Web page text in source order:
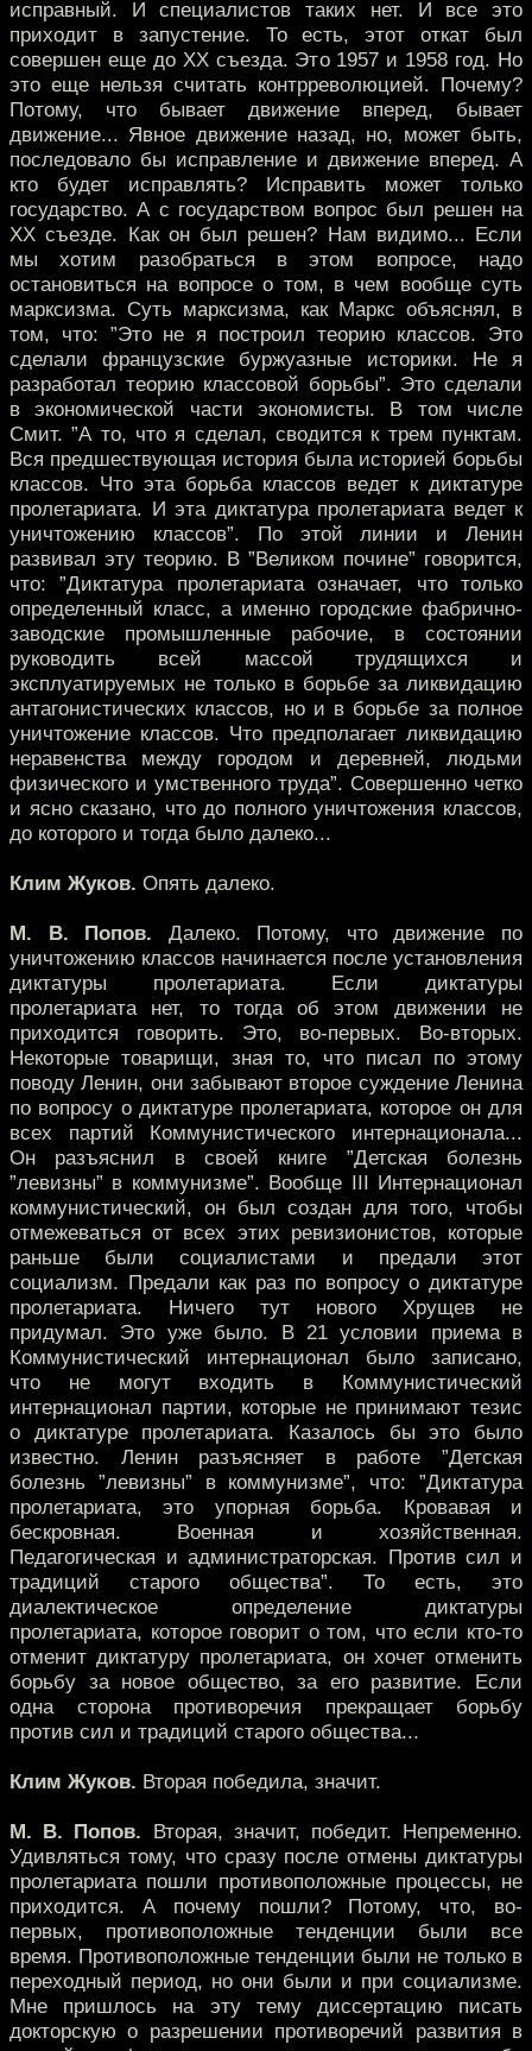
исправный. И специалистов таких нет. И все это
приходит в запустение. То есть, этот откат был
совершен еще до XX съезда. Это 1957 и 1958 год. Но
это еще нельзя считать контрреволюцией. Почему?
Потому, что бывает движение вперед, бывает
движение... Явное движение назад, но, может быть,
последовало бы исправление и движение вперед. А
кто будет исправлять? Исправить может только
государство. А с государством вопрос был решен на
XX съезде. Как он был решен? Нам видимо... Если
мы хотим разобраться в этом вопросе, надо
остановиться на вопросе о том, в чем вообще суть
марксизма. Суть марксизма, как Маркс объяснял, в
том, что: ”Это не я построил теорию классов. Это
сделали французские буржуазные историки. Не я
разработал теорию классовой борьбы”. Это сделали
в экономической части экономисты. В том числе
Смит. ”А то, что я сделал, сводится к трем пунктам.
Вся предшествующая история была историей борьбы
классов. Что эта борьба классов ведет к диктатуре
пролетариата. И эта диктатура пролетариата ведет к
уничтожению классов”. По этой линии и Ленин
развивал эту теорию. В ”Великом почине” говорится,
что: ”Диктатура пролетариата означает, что только
определенный класс, а именно городские фабрично-
заводские промышленные рабочие, в состоянии
руководить всей массой трудящихся и
эксплуатируемых не только в борьбе за ликвидацию
антагонистических классов, но и в борьбе за полное
уничтожение классов. Что предполагает ликвидацию
неравенства между городом и деревней, людьми
физического и умственного труда”. Совершенно четко
и ясно сказано, что до полного уничтожения классов,
до которого и тогда было далеко...
Клим Жуков. Опять далеко.
М. В. Попов. Далеко. Потому, что движение по
уничтожению классов начинается после установления
диктатуры пролетариата. Если диктатуры
пролетариата нет, то тогда об этом движении не
приходится говорить. Это, во-первых. Во-вторых.
Некоторые товарищи, зная то, что писал по этому
поводу Ленин, они забывают второе суждение Ленина
по вопросу о диктатуре пролетариата, которое он для
всех партий Коммунистического интернационала...
Он разъяснил в своей книге ”Детская болезнь
”левизны” в коммунизме”. Вообще III Интернационал
коммунистический, он был создан для того, чтобы
отмежеваться от всех этих ревизионистов, которые
раньше были социалистами и предали этот
социализм. Предали как раз по вопросу о диктатуре
пролетариата. Ничего тут нового Хрущев не
придумал. Это уже было. В 21 условии приема в
Коммунистический интернационал было записано,
что не могут входить в Коммунистический
интернационал партии, которые не принимают тезис
о диктатуре пролетариата. Казалось бы это было
известно. Ленин разъясняет в работе ”Детская
болезнь ”левизны” в коммунизме”, что: ”Диктатура
пролетариата, это упорная борьба. Кровавая и
бескровная. Военная и хозяйственная.
Педагогическая и администраторская. Против сил и
традиций старого общества”. То есть, это
диалектическое определение диктатуры
пролетариата, которое говорит о том, что если кто-то
отменит диктатуру пролетариата, он хочет отменить
борьбу за новое общество, за его развитие. Если
одна сторона противоречия прекращает борьбу
против сил и традиций старого общества...
Клим Жуков. Вторая победила, значит.
М. В. Попов. Вторая, значит, победит. Непременно.
Удивляться тому, что сразу после отмены диктатуры
пролетариата пошли противоположные процессы, не
приходится. А почему пошли? Потому, что, во-
первых, противоположные тенденции были все
время. Противоположные тенденции были не только в
переходный период, но они были и при социализме.
Мне пришлось на эту тему диссертацию писать
докторскую о разрешении противоречий развития в